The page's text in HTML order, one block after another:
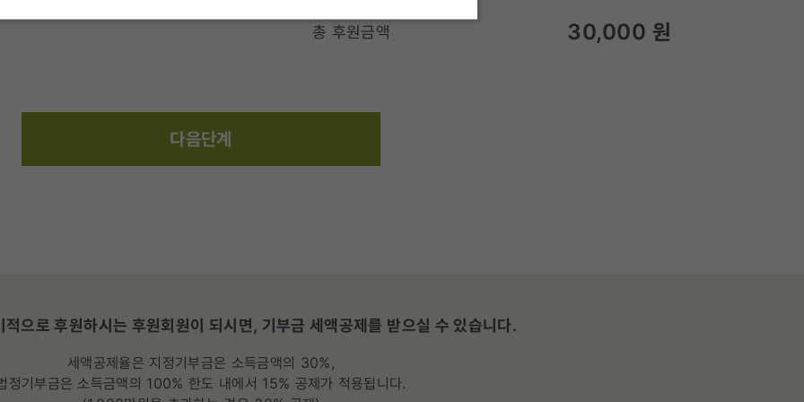
총 후원금액 30,000 원
다음단계
적으로 후원하시는 후원회원이 되시면, 기부금 세액공제를 받으실 수 있습니다.
세액공제율은 지정기부금은 소득금액의 30%,
정기부금은 소득금액의 100% 한도 내에서 15% 공제가 적용됩니다.